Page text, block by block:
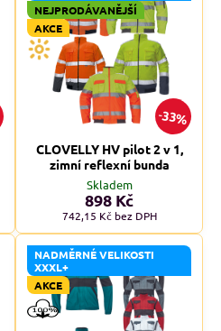
33%
NEJPRODÁVANĚJŠÍ
AKCE
CLOVELLY HV pilot 2 v 1,
zimní reflexní bunda
Skladem
898 Kč
742,15 Kč bez DPH
NADMĚRNÉ VELIKOSTI
XXXL+
AKCE